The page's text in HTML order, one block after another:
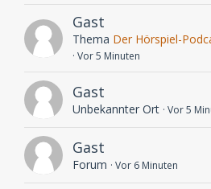
Gast
Thema Der Hörspiel-
Vor 5 Minuten
Gast
Unbekannter Ort Vor 5
Gast
Forum Vor 6 Minuten